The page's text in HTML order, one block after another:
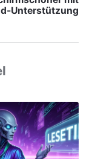
Unterstützung